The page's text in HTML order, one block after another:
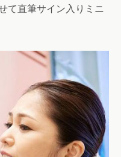
て直筆サイン入りミニ